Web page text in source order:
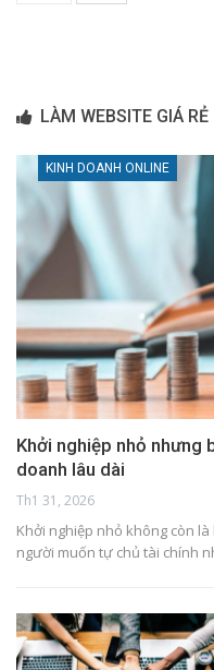
LÀM WEBSITE GIÁ RẺ
KINH DOANH ONLINE
Khởi nghiệp nhỏ nhưng
doanh lâu dài
Th1 31, 2026
Khởi nghiệp nhỏ không còn
người muốn tự chủ tài chính